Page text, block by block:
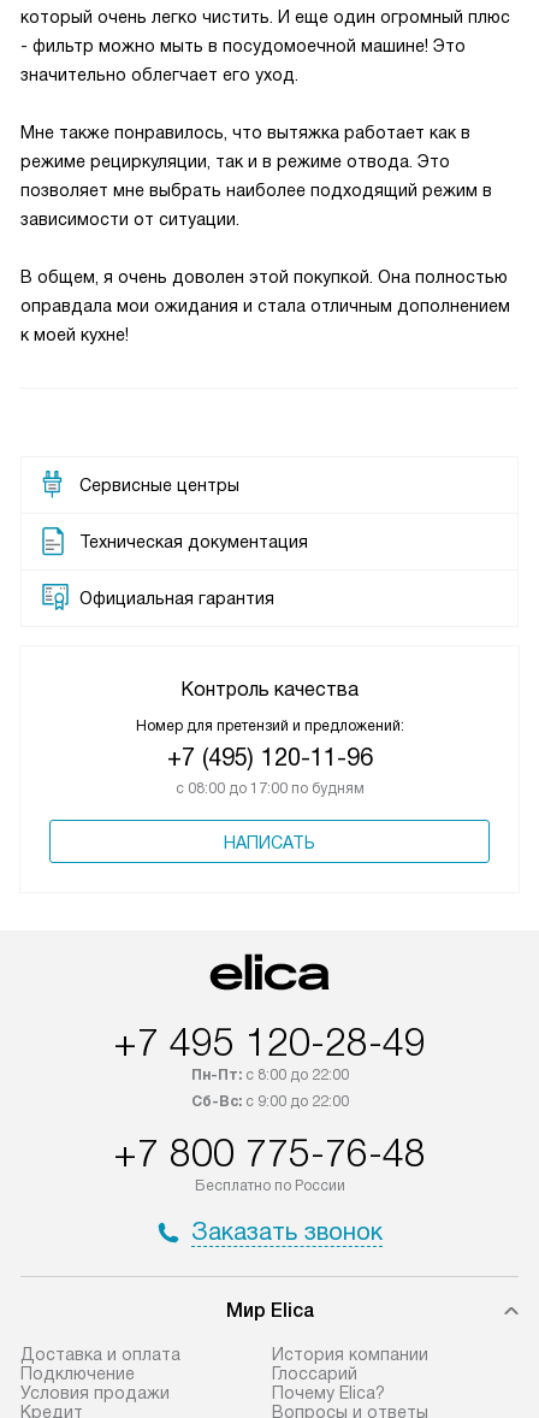
который очень легко чистить. И еще один огромный плюс
- фильтр можно мыть в посудомоечной машине! Это
значительно облегчает его уход.
Мне также понравилось, что вытяжка работает как в
режиме рециркуляции, так и в режиме отвода. Это
позволяет мне выбрать наиболее подходящий режим в
зависимости от ситуации.
В общем, я очень доволен этой покупкой. Она полностью
оправдала мои ожидания и стала отличным дополнением
к моей кухне!
Сервисные центры
Техническая документация
Официальная гарантия
Контроль качества
Номер для претензий и предложений:
+7 (495) 120-11-96
с 08:00 до 17:00 по будням
НАПИСАТЬ
+7 495 120-28-49
Пн-Пт:с 8:00 до 22:00
Сб-Вс:с 9:00 до 22:00
+7 800 775-76-48
Бесплатно по России
Заказать звонок
Мир Elica
Доставка и оплата
Подключение
Условия продажи
Кредит
История компании
Глоссарий
Почему Elica?
Вопросы и ответы